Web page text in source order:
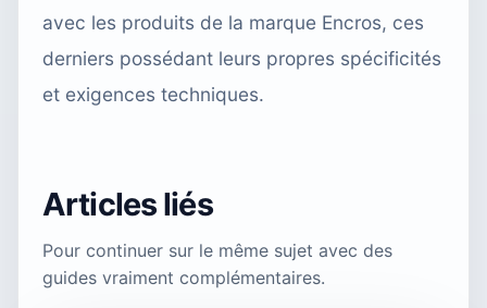
avec les produits de la marque Encros, ces
derniers possédant leurs propres spécificités
et exigences techniques.
Articles liés
Pour continuer sur le même sujet avec des
guides vraiment complémentaires.